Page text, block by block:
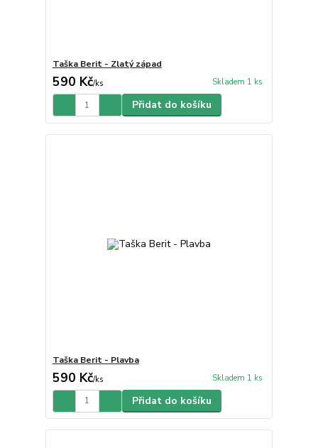
Taška Berit - Zlatý západ
590 Kč/ks Skladem 1 ks
Přidat do košíku
Taška Berit - Plavba
590 Kč/ks Skladem 1 ks
Přidat do košíku